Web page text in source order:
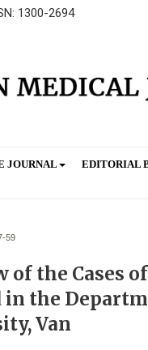
1300-2694
JOURNAL EDITORIAL
59
of the Cases
the
Van